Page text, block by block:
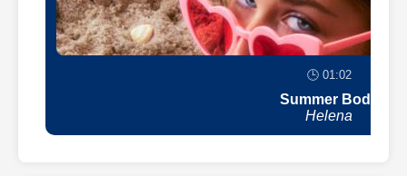
🕒 01:02
Summer Body
Helena